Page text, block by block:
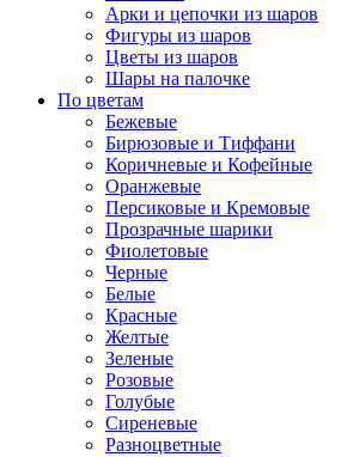
Арки и цепочки из шаров
Фигуры из шаров
Цветы из шаров
Шары на палочке
По цветам
Бежевые
Бирюзовые и Тиффани
Коричневые и Кофейные
Оранжевые
Персиковые и Кремовые
Прозрачные шарики
Фиолетовые
Черные
Белые
Красные
Желтые
Зеленые
Розовые
Голубые
Сиреневые
Разноцветные